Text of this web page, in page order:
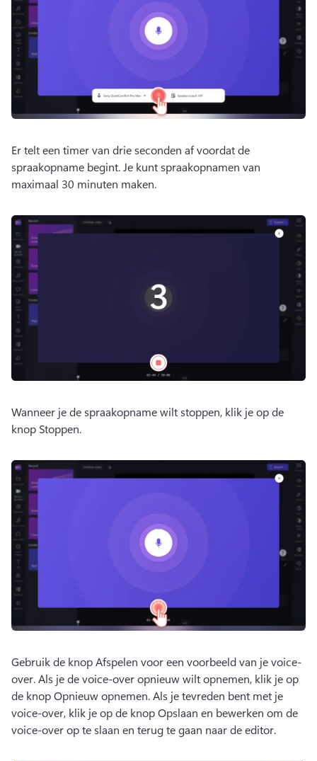
Er telt een timer van drie seconden af voordat de
spraakopname begint. Je kunt spraakopnamen van
maximaal 30 minuten maken.
Wanneer je de spraakopname wilt stoppen, klik je op de
knop Stoppen.
Gebruik de knop Afspelen voor een voorbeeld van je voice-
over. Als je de voice-over opnieuw wilt opnemen, klik je op
de knop Opnieuw opnemen. Als je tevreden bent met je
voice-over, klik je op de knop Opslaan en bewerken om de
voice-over op te slaan en terug te gaan naar de editor.